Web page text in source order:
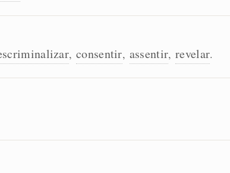
, consentir, assentir, revelar.